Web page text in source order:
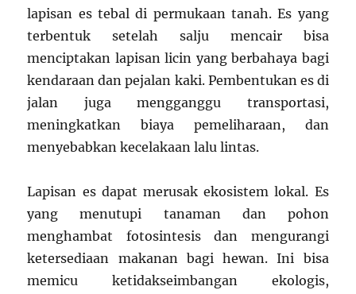
lapisan es tebal di permukaan tanah. Es yang
terbentuk setelah salju mencair bisa
menciptakan lapisan licin yang berbahaya bagi
kendaraan dan pejalan kaki. Pembentukan es di
jalan juga mengganggu transportasi,
meningkatkan biaya pemeliharaan, dan
menyebabkan kecelakaan lalu lintas.
Lapisan es dapat merusak ekosistem lokal. Es
yang menutupi tanaman dan pohon
menghambat fotosintesis dan mengurangi
ketersediaan makanan bagi hewan. Ini bisa
memicu ketidakseimbangan ekologis,